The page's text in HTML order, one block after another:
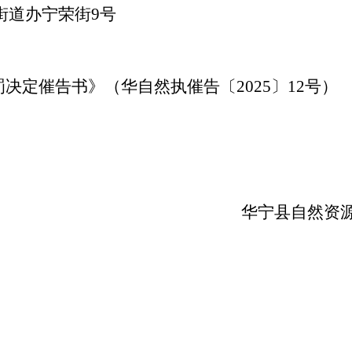
道办宁荣街9号
定催告书》（华自然执催告〔2025〕 12号）
华宁县自然资